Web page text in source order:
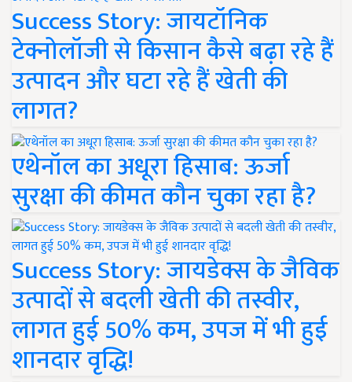
Success Story: जायटॉनिक
टेक्नोलॉजी से किसान कैसे बढ़ा रहे हैं
उत्पादन और घटा रहे हैं खेती की
लागत?
एथेनॉल का अधूरा हिसाब: ऊर्जा
सुरक्षा की कीमत कौन चुका रहा है?
Success Story: जायडेक्स के जैविक
उत्पादों से बदली खेती की तस्वीर,
लागत हुई 50% कम, उपज में भी हुई
शानदार वृद्धि!